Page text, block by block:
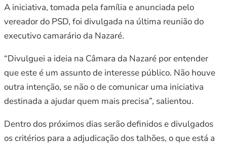
A iniciativa, tomada pela família e anunciada pelo
vereador do PSD, foi divulgada na última reunião do
executivo camarário da Nazaré.
“Divulguei a ideia na Câmara da Nazaré por entender
que este é um assunto de interesse público. Não houve
outra intenção, se não o de comunicar uma iniciativa
destinada a ajudar quem mais precisa”, salientou.
Dentro dos próximos dias serão definidos e divulgados
os critérios para a adjudicação dos talhões, o que está a